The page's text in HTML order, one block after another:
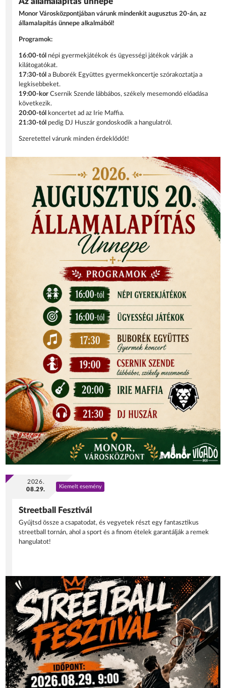
Monor Városközpontjában várunk mindenkit augusztus 20-án, az
államalapítás ünnepe alkalmából!
Programok:
16:00-tól népi gyermekjátékok és ügyességi játékok várják a
kilátogatókat.
17:30-tól a Buborék Együttes gyermekkoncertje szórakoztatja a
legkisebbeket.
19:00-korCsernik Szende lábbábos, székely mesemondó előadása
következik.
20:00-tól
koncertet ad az Irie Maffia.
21:30-tól pedig DJ Huszár gondoskodik a hangulatról.
Szeretettel várunk minden érdeklődőt!
2026.
08.29.
Kiemelt esemény
Streetball Fesztivál
Gyűjtsd össze a csapatodat, és vegyetek részt egy fantasztikus
streetball tornán, ahol a sport és a finom ételek garantálják a remek
hangulatot!